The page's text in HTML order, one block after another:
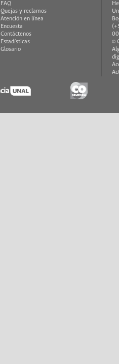
FAQ
Quejas y reclamos
Atención en línea
Encuesta
Contáctenos
Estadísticas
Glosario
©